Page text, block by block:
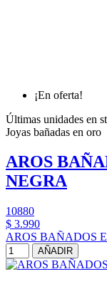
¡En oferta!
Últimas unidades en
Joyas bañadas en oro
AROS
NEGRA
10880
$ 3.990
AROS BAÑADOS
AÑADIR